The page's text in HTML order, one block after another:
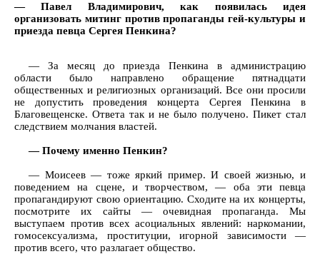
— Павел Владимирович, как появилась идея
организовать митинг против пропаганды гей-культуры и
приезда певца Сергея Пенкина?
— За месяц до приезда Пенкина в администрацию
области было направлено обращение пятнадцати
общественных и религиозных организаций. Все они просили
не допустить проведения концерта Сергея Пенкина в
Благовещенске. Ответа так и не было получено. Пикет стал
следствием молчания властей.
— Почему именно Пенкин?
— Моисеев — тоже яркий пример. И своей жизнью, и
поведением на сцене, и творчеством, — оба эти певца
пропагандируют свою ориентацию. Сходите на их концерты,
посмотрите их сайты — очевидная пропаганда. Мы
выступаем против всех асоциальных явлений: наркомании,
гомосексуализма, проституции, игорной зависимости —
против всего, что разлагает общество.